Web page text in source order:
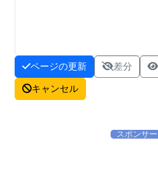
ページの更新 差分
キャンセル
スポンサー